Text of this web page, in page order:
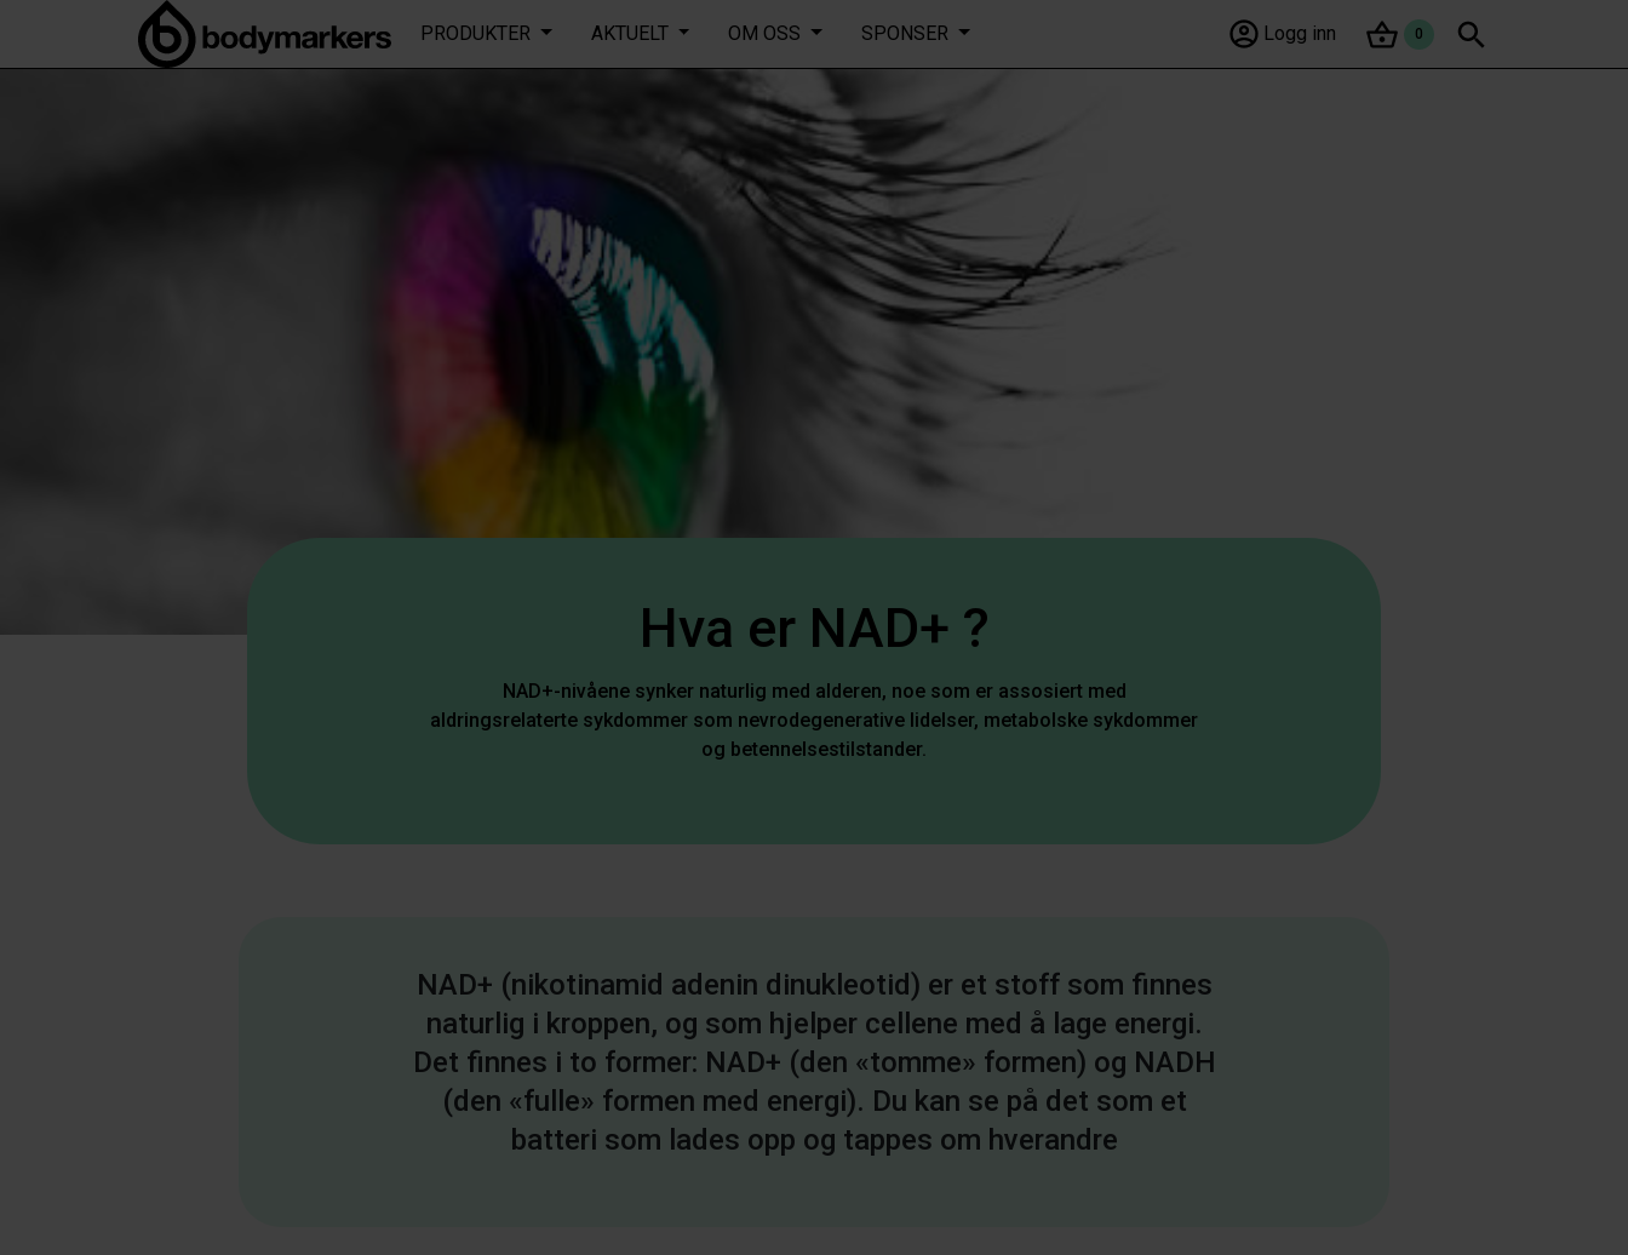
NAD+-nivåene synker naturlig med alderen, noe som er assosiert med aldringsrelaterte sykdommer som nevrodegenerative lidelser, metabolske sykdommer og betennelsestilstander.
PRODUKTER
AKTUELT OM OSS SPONSER Logg inn 0 Søk
Hva er NAD+ ?
NAD+-nivåene synker naturlig med alderen, noe som er assosiert med
aldringsrelaterte sykdommer som nevrodegenerative lidelser, metabolske sykdommer
og betennelsestilstander.
NAD+ (nikotinamid adenin dinukleotid) er et stoff som finnes
naturlig i kroppen, og som hjelper cellene med å lage energi.
Det finnes i to former: NAD+ (den «tomme» formen) og NADH
(den «fulle» formen med energi). Du kan se på det som et
batteri som lades opp og tappes om hverandre